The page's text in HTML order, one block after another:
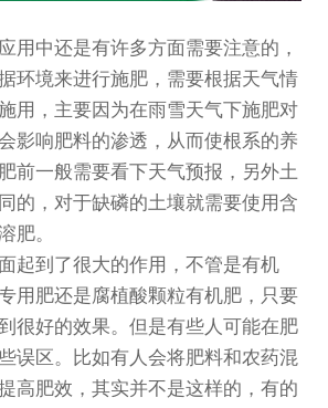
用中还是有许多方面需要注意的，
环境来进行施肥，需要根据天气情
用，主要因为在雨雪天气下施肥对
影响肥料的渗透，从而使根系的养
前一般需要看下天气预报，另外土
的，对于缺磷的土壤就需要使用含
肥。
起到了很大的作用，不管是有机
用肥还是腐植酸颗粒有机肥，只要
很好的效果。但是有些人可能在肥
误区。比如有人会将肥料和农药混
高肥效，其实并不是这样的，有的